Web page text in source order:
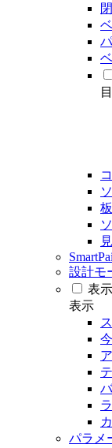
設計モ
表示
表示
パラメ